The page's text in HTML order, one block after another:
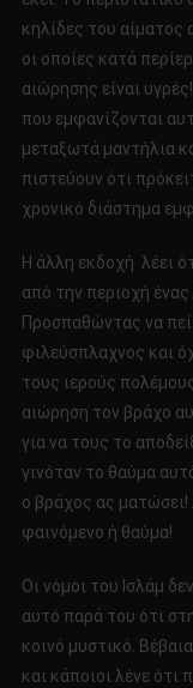
κηλίδες του αίματος
οι οποίες κατά
αιώρησης είναι
που εμφανίζονται
μεταξωτά μαντήλια
πιστεύουν ότι
χρονικό διάστημα
Η άλλη εκδοχή λέει
από την περιοχή
Προσπαθώντας να
φιλεύσπλαχνος και
τους ιερούς
αιώρηση τον βράχο
για να τους το
γινόταν το θαύμα
ο βράχος ας ματώσει!
φαινόμενο ή θαύμα!
Οι νόμοι του Ισλάμ
αυτό παρά του ότι
κοινό μυστικό.
και κάποιοι λένε ότι